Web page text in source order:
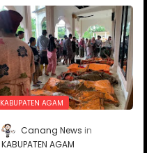
KABUPATEN AGAM
Canang News
KABUPATEN AGAM